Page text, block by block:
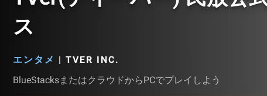
ス
エンタメ | TVER INC.
BlueStacksまたはクラウドからPCでプレイしよう